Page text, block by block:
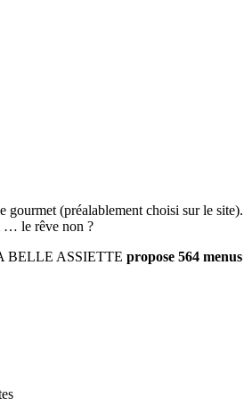
(préalablement choisi sur le
… le rêve non ?
BELLE ASSIETTE propose 564 menus